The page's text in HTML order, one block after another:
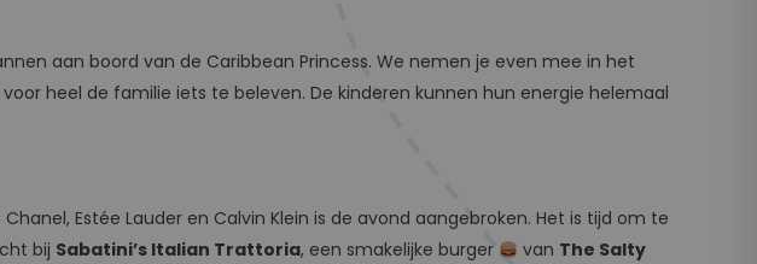
aan boord van de Caribbean Princess. We nemen je even mee in het
voor heel de familie iets te beleven. De kinderen kunnen hun energie helemaal
Estée Lauder en Calvin Klein is de avond aangebroken. Het is tijd om te
bij Sabatini’s Italian Trattoria, een smakelijke burger van The Salty